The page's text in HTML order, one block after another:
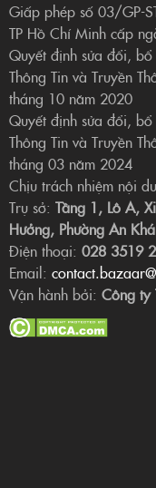
Giấp phép số 03/GP-
TP Hồ Chí Minh cấp
Quyết định sửa đổi, bổ
Thông Tin và Truyền
tháng 10 năm 2020
Quyết định sửa đổi, bổ
Thông Tin và Truyền
tháng 03 năm 2024
Chịu trách nhiệm nội
Trụ sở: Tầng 1, Lô A,
Hưởng, Phường An
Điện thoại: 028 3519
Email:
Vận hành bởi: Công ty